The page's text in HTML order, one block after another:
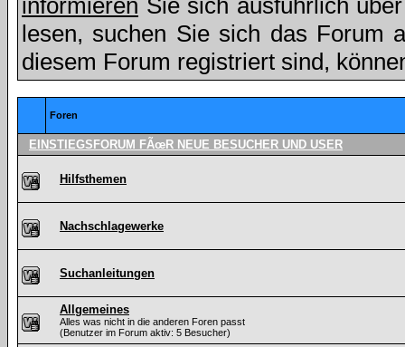
informieren Sie sich ausführlich
lesen, suchen Sie sich das Forum
diesem Forum registriert sind,
Foren
EINSTIEGSFORUM FÃœR NEUE BESUCHER UND USER
Hilfsthemen
Nachschlagewerke
Suchanleitungen
Allgemeines
Alles was nicht in die anderen Foren passt
(Benutzer im Forum aktiv: 5 Besucher)